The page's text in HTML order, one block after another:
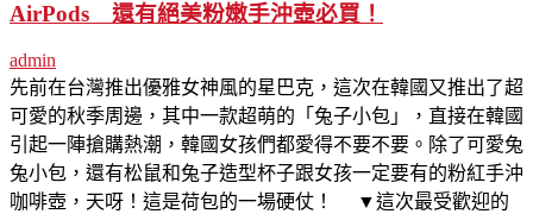
AirPods 還有絕美粉嫩手沖壺必買！
admin
先前在台灣推出優雅女神風的星巴克，這次在韓國又推出了超
可愛的秋季周邊，其中一款超萌的「兔子小包」，直接在韓國
引起一陣搶購熱潮，韓國女孩們都愛得不要不要。除了可愛兔
兔小包，還有松鼠和兔子造型杯子跟女孩一定要有的粉紅手沖
咖啡壺，天呀！這是荷包的一場硬仗！ ▼這次最受歡迎的